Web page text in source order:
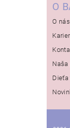
O
O nás
Naša
Dieťa